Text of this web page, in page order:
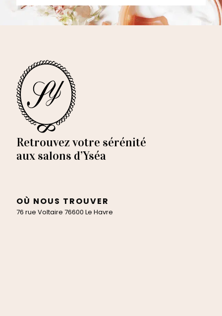
Retrouvez votre sérénité
aux salons d’Yséa
OÙ NOUS TROUVER
76 rue Voltaire 76600 Le Havre